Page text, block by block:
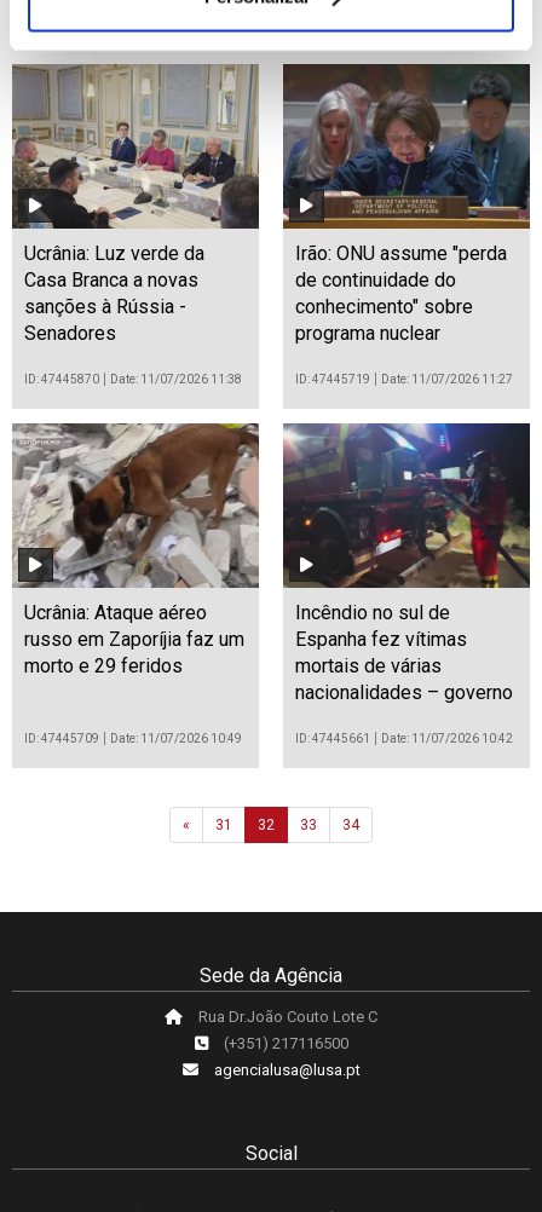
Ucrânia: Luz verde da
Casa Branca a novas
sanções à Rússia -
Senadores
ID: 47445870 Date: 11/07/2026 11:38
Irão: ONU assume "perda
de continuidade do
conhecimento" sobre
programa nuclear
ID: 47445719 Date: 11/07/2026 11:27
Ucrânia: Ataque aéreo
russo em Zaporíjia faz um
morto e 29 feridos
ID: 47445709 Date: 11/07/2026 10:49
Incêndio no sul de
Espanha fez vítimas
mortais de várias
nacionalidades – governo
ID: 47445661 Date: 11/07/2026 10:42
« Previous
31 32 33 34
Sede da Agência
Rua Dr.João Couto Lote C
(+351) 217116500
agencialusa@lusa.pt
Social